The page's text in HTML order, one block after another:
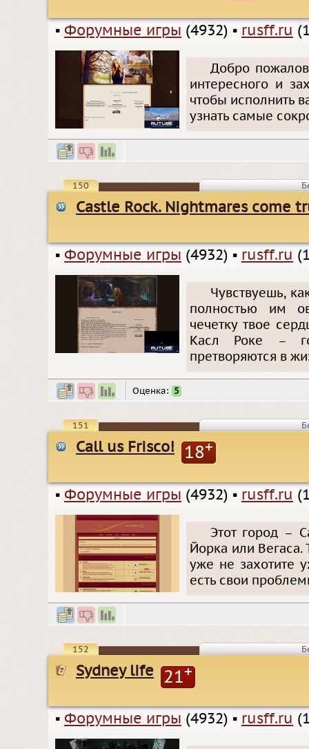
▪ Форумные игры (4932) ▪ rusff.ru
Добро
интересного и
чтобы исполнить
узнать самые
150
Castle Rock. Nightmares come
▪ Форумные игры (4932) ▪ rusff.ru
Чувствуешь,
полностью им
чечетку твое
Касл Роке –
претворяются в
Оценка: 5
151
Call us Frisco! 18+
▪ Форумные игры (4932) ▪ rusff.ru
Этот город –
Йорка или Вегаса.
уже не захотите
есть свои
152
Sydney life 21+
▪ Форумные игры (4932) ▪ rusff.ru